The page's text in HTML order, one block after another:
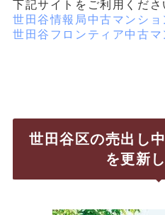
下記サイトをご利用くださ
世田谷情報局中古マンショ
世田谷フロンティア中古
世田谷区の売出し
を更新